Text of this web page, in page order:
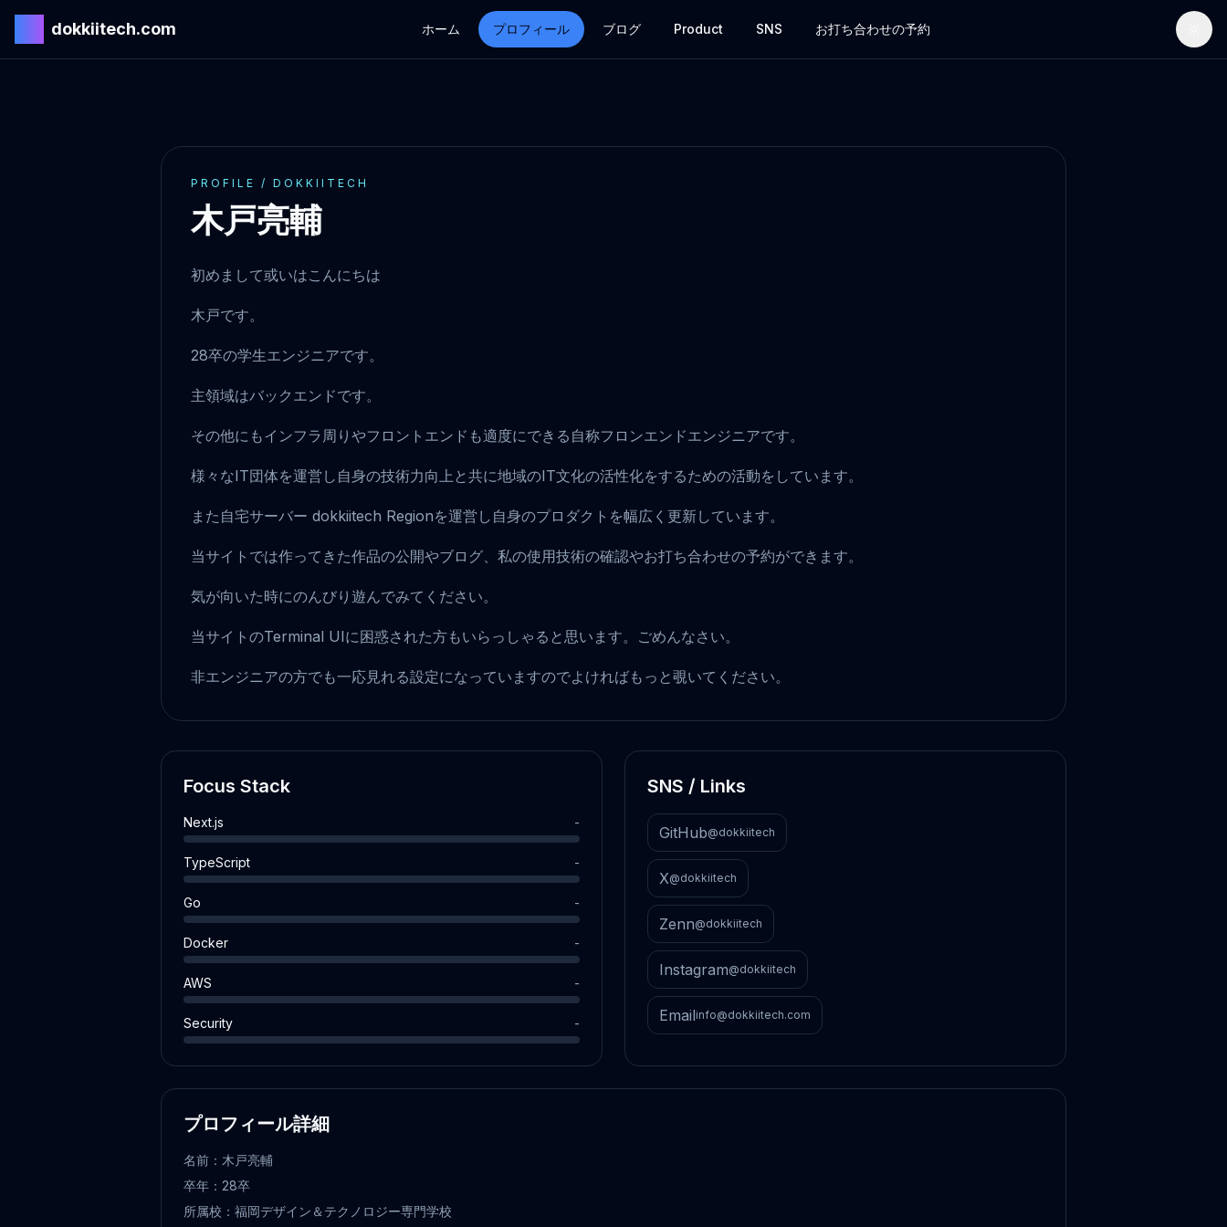
dokkiitech.com ホーム プロフィール ブログ Product SNS お打ち合わせの予約
PROFILE / DOKKIITECH
木戸亮輔
初めまして或いはこんにちは
木戸です。
28卒の学生エンジニアです。
主領域はバックエンドです。
その他にもインフラ周りやフロントエンドも適度にできる自称フロンエンドエンジニアです。
様々なIT団体を運営し自身の技術力向上と共に地域のIT文化の活性化をするための活動をしています。
また自宅サーバー dokkiitech Regionを運営し自身のプロダクトを幅広く更新しています。
当サイトでは作ってきた作品の公開やブログ、私の使用技術の確認やお打ち合わせの予約ができます。
気が向いた時にのんびり遊んでみてください。
当サイトのTerminal UIに困惑された方もいらっしゃると思います。ごめんなさい。
非エンジニアの方でも一応見れる設定になっていますのでよければもっと覗いてください。
Focus Stack
Next.js -
TypeScript -
Go -
Docker -
AWS -
Security -
SNS / Links
GitHub@dokkiitech
X@dokkiitech
Zenn@dokkiitech
Instagram@dokkiitech
Emailinfo@dokkiitech.com
プロフィール詳細
名前：木戸亮輔
卒年：28卒
所属校：福岡デザイン＆テクノロジー専門学校